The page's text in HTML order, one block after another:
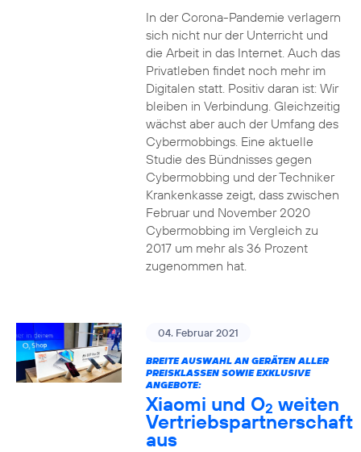
In der Corona-Pandemie verlagern
sich nicht nur der Unterricht und
die Arbeit in das Internet. Auch das
Privatleben findet noch mehr im
Digitalen statt. Positiv daran ist: Wir
bleiben in Verbindung. Gleichzeitig
wächst aber auch der Umfang des
Cybermobbings. Eine aktuelle
Studie des Bündnisses gegen
Cybermobbing und der Techniker
Krankenkasse zeigt, dass zwischen
Februar und November 2020
Cybermobbing im Vergleich zu
2017 um mehr als 36 Prozent
zugenommen hat.
04. Februar 2021
BREITE AUSWAHL AN GERÄTEN ALLER
PREISKLASSEN SOWIE EXKLUSIVE
ANGEBOTE:
Xiaomi und O2 weiten
Vertriebspartnerschaft
aus